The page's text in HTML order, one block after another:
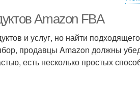
Amazon FBA
и услуг, но найти подходящего
продавцы Amazon должны
есть несколько простых